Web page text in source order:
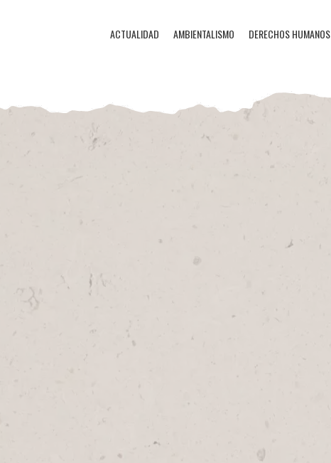
ACTUALIDAD AMBIENTALISMO DERECHOS HUMANOS